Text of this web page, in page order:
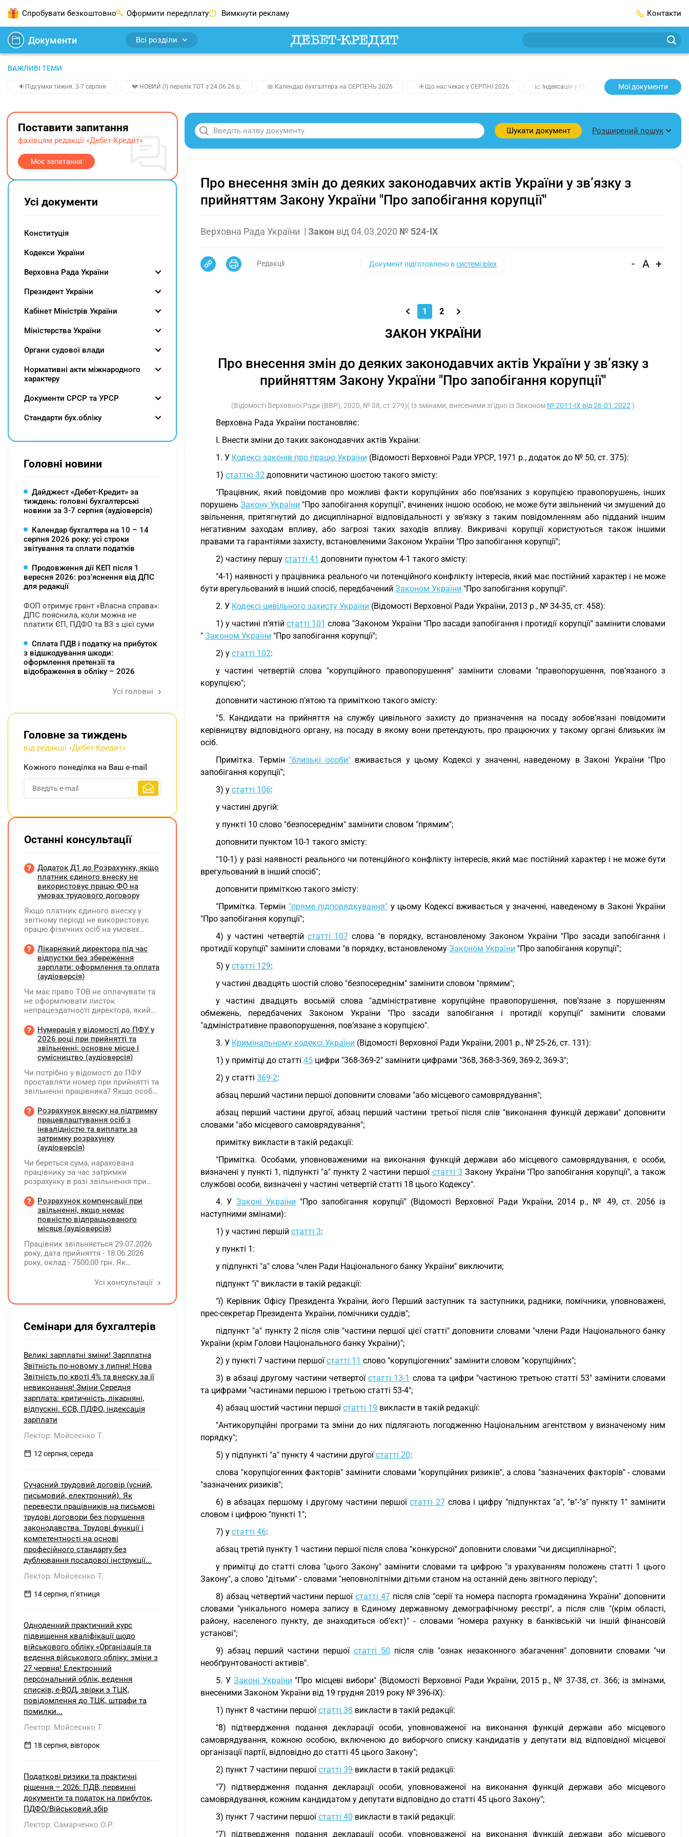
Спробувати безкоштовно Оформити передплату Вимкнути рекламу Контакти
Документи Всі розділи
ВАЖЛИВІ ТЕМИ
🔉Підсумки тижня. 3-7 серпня 💔 НОВИЙ (!) перелік ТОТ з 24.06.26 р. 📅 Календар бухгалтера на СЕРПЕНЬ 2026 ☀️Що нас чекає у СЕРПНІ 2026 📈 Індексація у СЕРПНІ 2️⃣0️⃣2️⃣7️⃣ Усі
Мої документи
Шукати документ Розширений пошук
Про внесення змін до деяких законодавчих актів України у зв’язку з
прийняттям Закону України "Про запобігання корупції"
Верховна Рада України | Закон від 04.03.2020 № 524-IX
Редакції Документ підготовлено всистемі iplex - A +
1 2
ЗАКОН УКРАЇНИ
Про внесення змін до деяких законодавчих актів України у зв’язку з
прийняттям Закону України "Про запобігання корупції"
(Відомості Верховної Ради (ВВР), 2020, № 38, ст.279)( Із змінами, внесеними згідно із Законом № 2011-IX від 26.01.2022 )
Верховна Рада України постановляє:
I. Внести зміни до таких законодавчих актів України:
1. У Кодексі законів про працю України (Відомості Верховної Ради УРСР, 1971 р., додаток до № 50, ст. 375):
1) статтю 32 доповнити частиною шостою такого змісту:
"Працівник, який повідомив про можливі факти корупційних або пов’язаних з корупцією правопорушень, інших
порушеньЗакону України "Про запобігання корупції", вчинених іншою особою, не може бути звільнений чи змушений до
звільнення, притягнутий до дисциплінарної відповідальності у зв’язку з таким повідомленням або підданий іншим
негативним заходам впливу, або загрозі таких заходів впливу. Викривачі корупції користуються також іншими
правами та гарантіями захисту, встановленими Законом України "Про запобігання корупції";
2) частину першу статті 41 доповнити пунктом 4-1 такого змісту:
"4-1) наявності у працівника реального чи потенційного конфлікту інтересів, який має постійний характер і не може
бути врегульований в інший спосіб, передбачений Законом України "Про запобігання корупції".
2. У Кодексі цивільного захисту України (Відомості Верховної Ради України, 2013 р., № 34-35, ст. 458):
1) у частині п’ятій статті 101 слова "Законом України "Про засади запобігання і протидії корупції" замінити словами
" Законом України "Про запобігання корупції";
2) у статті 102:
у частині четвертій слова "корупційного правопорушення" замінити словами "правопорушення, пов’язаного з
корупцією";
доповнити частиною п’ятою та приміткою такого змісту:
"5. Кандидати на прийняття на службу цивільного захисту до призначення на посаду зобов’язані повідомити
керівництву відповідного органу, на посаду в якому вони претендують, про працюючих у такому органі близьких їм
осіб.
Примітка. Термін "близькі особи"вживається у цьому Кодексі у значенні, наведеному в Законі України "Про
запобігання корупції";
3) у статті 106:
у частині другій:
у пункті 10 слово "безпосереднім" замінити словом "прямим";
доповнити пунктом 10-1 такого змісту:
"10-1) у разі наявності реального чи потенційного конфлікту інтересів, який має постійний характер і не може бути
врегульований в інший спосіб";
доповнити приміткою такого змісту:
"Примітка. Термін "пряме підпорядкування" у цьому Кодексі вживається у значенні, наведеному в Законі України
"Про запобігання корупції";
4) у частині четвертій статті 107 слова "в порядку, встановленому Законом України "Про засади запобігання і
протидії корупції" замінити словами "в порядку, встановленому Законом України "Про запобігання корупції";
5) у статті 129:
у частині двадцять шостій слово "безпосереднім" замінити словом "прямим";
у частині двадцять восьмій слова "адміністративне корупційне правопорушення, пов’язане з порушенням
обмежень, передбачених Законом України "Про засади запобігання і протидії корупції" замінити словами
"адміністративне правопорушення, пов’язане з корупцією".
3. У Кримінальному кодексі України (Відомості Верховної Ради України, 2001 р., № 25-26, ст. 131):
1) у примітці до статті 45 цифри "368-369-2" замінити цифрами "368, 368-3-369, 369-2, 369-3";
2) у статті 369-2:
абзац перший частини першої доповнити словами "або місцевого самоврядування";
абзац перший частини другої, абзац перший частини третьої після слів "виконання функцій держави" доповнити
словами "або місцевого самоврядування";
примітку викласти в такій редакції:
"Примітка. Особами, уповноваженими на виконання функцій держави або місцевого самоврядування, є особи,
визначені у пункті 1, підпункті "а" пункту 2 частини першої статті 3 Закону України "Про запобігання корупції", а також
службові особи, визначені у частині четвертій статті 18 цього Кодексу".
4. У Законі України "Про запобігання корупції" (Відомості Верховної Ради України, 2014 р., № 49, ст. 2056 із
наступними змінами):
1) у частині першій статті 3:
у пункті 1:
у підпункті "а" слова "член Ради Національного банку України" виключити;
підпункт "ї" викласти в такій редакції:
"ї) Керівник Офісу Президента України, його Перший заступник та заступники, радники, помічники, уповноважені,
прес-секретар Президента України, помічники суддів";
підпункт "а" пункту 2 після слів "частини першої цієї статті" доповнити словами "члени Ради Національного банку
України (крім Голови Національного банку України)";
2) у пункті 7 частини першоїстатті 11 слово "корупціогенних" замінити словом "корупційних";
3) в абзаці другому частини четвертоїстатті 13-1 слова та цифри "частиною третьою статті 53" замінити словами
та цифрами "частинами першою і третьою статті 53-4";
4) абзац шостий частини першоїстатті 19 викласти в такій редакції:
"Антикорупційні програми та зміни до них підлягають погодженню Національним агентством у визначеному ним
порядку";
5) у підпункті "а" пункту 4 частини другоїстатті 20:
слова "корупціогенних факторів" замінити словами "корупційних ризиків", а слова "зазначених факторів" - словами
"зазначених ризиків";
6) в абзацах першому і другому частини першоїстатті 27 слова і цифру "підпунктах "а", "в"-"з" пункту 1" замінити
словом і цифрою "пункті 1";
7) у статті 46:
абзац третій пункту 1 частини першої після слова "конкурсної" доповнити словами "чи дисциплінарної";
у примітці до статті слова "цього Закону" замінити словами та цифрою "з урахуванням положень статті 1 цього
Закону", а слово "дітьми" - словами "неповнолітніми дітьми станом на останній день звітного періоду";
8) абзац четвертий частини першої статті 47після слів "серії та номера паспорта громадянина України" доповнити
словами "унікального номера запису в Єдиному державному демографічному реєстрі", а після слів "(крім області,
району, населеного пункту, де знаходиться об’єкт)" - словами "номера рахунку в банківській чи іншій фінансовій
установі";
9) абзац перший частини першої статті 50 після слів "ознак незаконного збагачення" доповнити словами "чи
необґрунтованості активів".
5. У Законі України "Про місцеві вибори" (Відомості Верховної Ради України, 2015 р., № 37-38, ст. 366; із змінами,
внесеними Законом України від 19 грудня 2019 року № 396-IX):
1) пункт 8 частини першоїстатті 38 викласти в такій редакції:
"8) підтвердження подання декларації особи, уповноваженої на виконання функцій держави або місцевого
самоврядування, кожною особою, включеною до виборчого списку кандидатів у депутати від відповідної місцевої
організації партії, відповідно до статті 45 цього Закону";
2) пункт 7 частини першоїстатті 39 викласти в такій редакції:
"7) підтвердження подання декларації особи, уповноваженої на виконання функцій держави або місцевого
самоврядування, кожним кандидатом у депутати відповідно до статті 45 цього Закону";
3) пункт 7 частини першоїстатті 40 викласти в такій редакції:
"7) підтвердження подання декларації особи, уповноваженої на виконання функцій держави або місцевого
Поставити запитання
фахівцям редакції «Дебет-Кредит»
Моє запитання
Усі документи
Конституція
Кодекси України
Верховна Рада України
Президент України
Кабінет Міністрів України
Міністерства України
Органи судової влади
Нормативні акти міжнародного
характеру
Документи СРСР та УРСР
Cтандарти бух.обліку
Головні новини
Дайджест «Дебет-Кредит» за
тиждень: головні бухгалтерські
новини за 3-7 серпня (аудіоверсія)
Календар бухгалтера на 10 – 14
серпня 2026 року: усі строки
звітування та сплати податків
Продовження дії КЕП після 1
вересня 2026: розʼяснення від ДПС
для редакції
ФОП отримує грант «Власна справа»:
ДПС пояснила, коли можна не
платити ЄП, ПДФО та ВЗ з цієї суми
Сплата ПДВ і податку на прибуток
з відшкодування шкоди:
оформлення претензії та
відображення в обліку – 2026
Усі головні
Головне за тиждень
від редакції «Дебет-Кредит»
Кожного понеділка на Ваш e-mail
Останні консультації
Додаток Д1 до Розрахунку, якщо
платник єдиного внеску не
використовує працю ФО на
умовах трудового договору
Якщо платник єдиного внеску у
звітному періоді не використовує
працю фізичних осіб на умовах
на інших умовах, передбачених
законодавством, Додаток Д1/
Додаток ФІЗ-Д1 за відповідний
період не подається
Лікарняний директора під час
відпустки без збереження
зарплати: оформлення та оплата
(аудіоверсія)
Чи має право ТОВ не оплачувати та
не оформлювати листок
непрацездатності директора, який
збереження заробітної плати під час
призупинення діяльності
підприємства?
Нумерація у відомості до ПФУ у
2026 році при прийнятті та
звільненні: основне місце і
сумісництво (аудіоверсія)
Чи потрібно у відомості до ПФУ
проставляти номер при прийнятті та
звільненні працівника? Якщо особа
місцем роботи та за сумісництвом,
чи рахується це як два роботодавці?
Розрахунок внеску на підтримку
працевлаштування осіб з
інвалідністю та виплати за
затримку розрахунку
(аудіоверсія)
Чи береться сума, нарахована
працівнику за час затримки
розрахунку в разі звільнення при
заробітної плати (винагороди), для
розрахунку внеску на підтримку
працевлаштування осіб з
інвалідністю?
Розрахунок компенсації при
звільненні, якщо немає
повністю відпрацьованого
місяця (аудіоверсія)
Працівник звільняється 29.07.2026
року, дата прийняття - 18.06.2026
року, оклад - 7500,00 грн. Як
невикористаних днів відпустки при
Усі консультації
Семінари для бухгалтерів
Великі зарплатні зміни! Зарплатна
Звітність по-новому з липня! Нова
Звітність по квоті 4% та внеску за її
невиконання! Зміни Середня
зарплата: критичність, лікарняні,
відпускні. ЄСВ, ПДФО, індексація
зарплати
Лектор: Мойсеєнко Т.
12 серпня, середа
Сучасний трудовий договір (усний,
письмовий, електронний). Як
перевести працівників на письмові
трудові договори без порушення
законодавства. Трудові функції і
компетентності на основі
професійного стандарту без
дублювання посадової інструкції...
Лектор: Мойсеєнко Т.
14 серпня, пʼятниця
Одноденний практичний курс
підвищення кваліфікації щодо
військового обліку «Організація та
ведення військового обліку: зміни з
27 червня! Електронний
персональний облік, ведення
списків, е-ВОД, звірки з ТЦК,
повідомлення до ТЦК, штрафи та
помилки...
Лектор: Мойсеєнко Т.
18 серпня, вівторок
Податкові ризики та практичні
рішення – 2026: ПДВ, первинні
документи та податок на прибуток,
ПДФО/Військовий збір
Лектор: Самарченко О.Р.